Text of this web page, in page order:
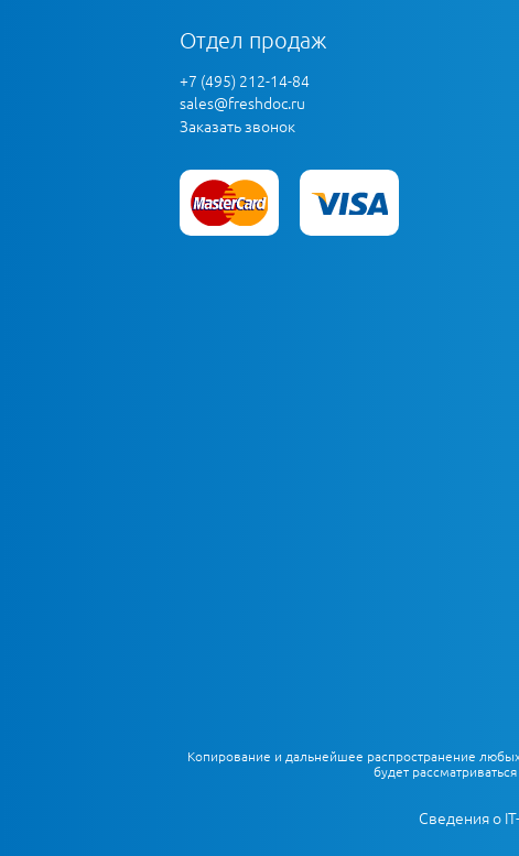
Отдел продаж
+7 (495) 212-14-84
sales@freshdoc.ru
Заказать звонок
Копирование и дальнейшее распространение
будет
Сведения о